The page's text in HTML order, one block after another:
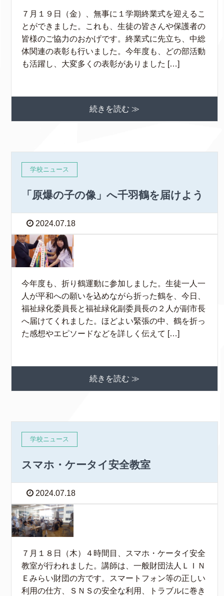
７月１９日（金）、無事に１学期終業式を迎えるこ
とができました。これも、生徒の皆さんや保護者の
皆様のご協力のおかげです。終業式に先立ち、中総
体関連の表彰も行いました。今年度も、どの部活動
も活躍し、大変多くの表彰がありました […]
続きを読む ≫
学校ニュース
「原爆の子の像」へ千羽鶴を届けよう
2024.07.18
今年度も、折り鶴運動に参加しました。生徒一人一
人が平和への願いを込めながら折った鶴を、今日、
福祉緑化委員長と福祉緑化副委員長の２人が副市長
へ届けてくれました。ほどよい緊張の中、鶴を折っ
た感想やエピソードなどを詳しく伝えて […]
続きを読む ≫
学校ニュース
スマホ・ケータイ安全教室
2024.07.18
７月１８日（木）４時間目、スマホ・ケータイ安全
教室が行われました。講師は、一般財団法人ＬＩＮ
Ｅみらい財団の方です。スマートフォン等の正しい
利用の仕方、ＳＮＳの安全な利用、トラブルに巻き